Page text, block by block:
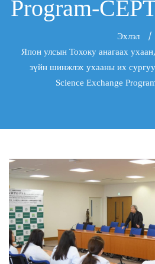
Program-
Эхлэл
Япон улсын Тохоку анагаах
зүйн шинжлэх ухааны их
Science Exchange